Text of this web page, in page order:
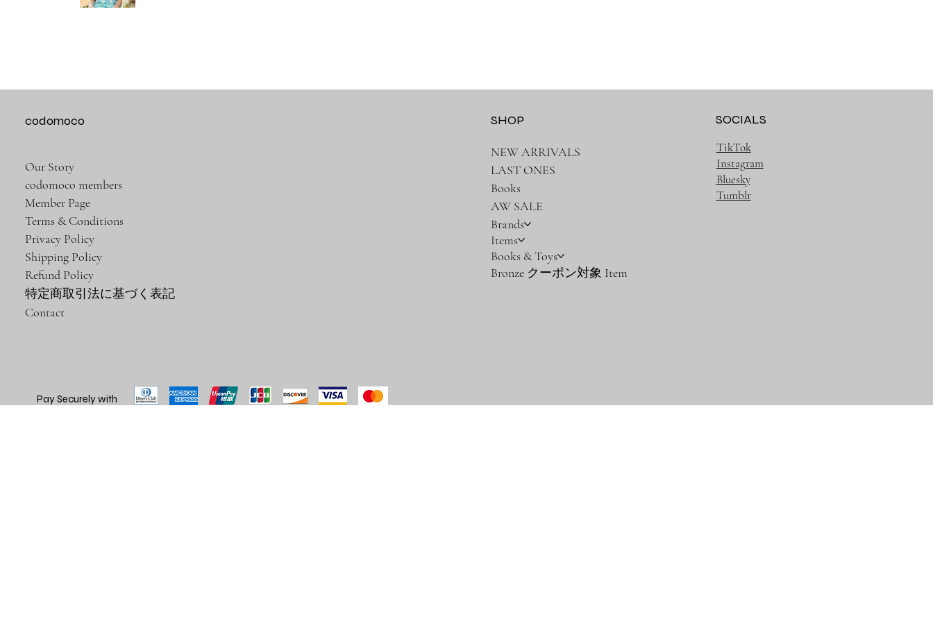
codomoco
Our Story
codomoco members
Member Page
Terms & Conditions
Privacy Policy
Shipping Policy
Refund Policy
特定商取引法に基づく表記
Contact
SHOP
NEW ARRIVALS
LAST ONES
Books
AW SALE
Brands
Items
Books & Toys
Bronze クーポン対象 Item
SOCIALS
TikTok
Instagram
Bluesky
Tumblr
Pay Securely with